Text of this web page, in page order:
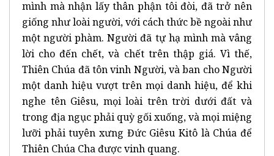
mình mà nhận lấy thân phận tôi đòi, đã trở nên
giống như loài người, với cách thức bề ngoài như
một người phàm. Người đã tự hạ mình mà vâng
lời cho đến chết, và chết trên thập giá. Vì thế,
Thiên Chúa đã tôn vinh Người, và ban cho Người
một danh hiệu vượt trên mọi danh hiệu, để khi
nghe tên Giêsu, mọi loài trên trời dưới đất và
trong địa ngục phải quỳ gối xuống, và mọi miệng
lưỡi phải tuyên xưng Đức Giêsu Kitô là Chúa để
Thiên Chúa Cha được vinh quang.